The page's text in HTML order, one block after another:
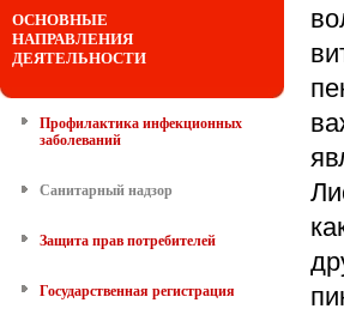
ОСНОВНЫЕ
НАПРАВЛЕНИЯ
ДЕЯТЕЛЬНОСТИ
Профилактика инфекционных
заболеваний
Санитарный надзор
Защита прав потребителей
Государственная регистрация